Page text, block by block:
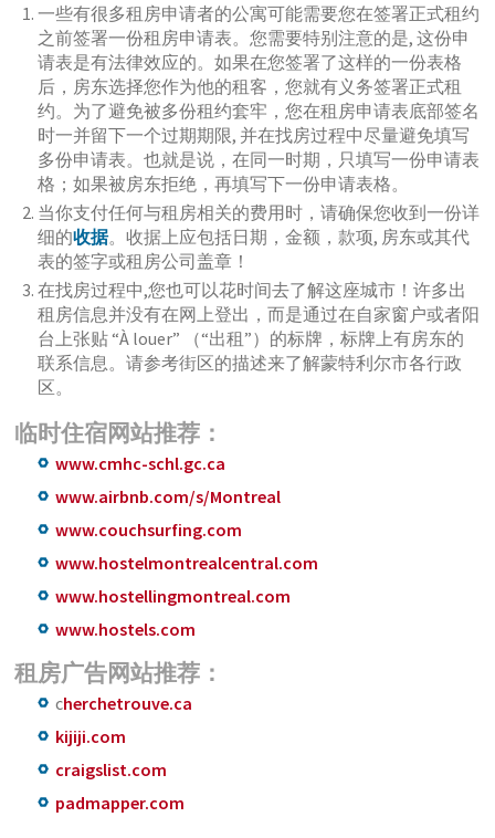
一些有很多租房申请者的公寓可能需要您在签署正式租约
之前签署一份租房申请表。您需要特别注意的是, 这份申
请表是有法律效应的。如果在您签署了这样的一份表格
后，房东选择您作为他的租客，您就有义务签署正式租
约。为了避免被多份租约套牢，您在租房申请表底部签名
时一并留下一个过期期限, 并在找房过程中尽量避免填写
多份申请表。也就是说，在同一时期，只填写一份申请表
格；如果被房东拒绝，再填写下一份申请表格。
当你支付任何与租房相关的费用时，请确保您收到一份详
细的收据。收据上应包括日期，金额，款项, 房东或其代
表的签字或租房公司盖章！
在找房过程中,您也可以花时间去了解这座城市！许多出
租房信息并没有在网上登出，而是通过在自家窗户或者阳
台上张贴 “À louer” （“出租”）的标牌，标牌上有房东的
联系信息。请参考街区的描述来了解蒙特利尔市各行政
区。
临时住宿网站推荐：
www.cmhc-schl.gc.ca
www.airbnb.com/s/Montreal
www.couchsurfing.com
www.hostelmontrealcentral.com
www.hostellingmontreal.com
www.hostels.com
租房广告网站推荐：
cherchetrouve.ca
kijiji.com
craigslist.com
padmapper.com